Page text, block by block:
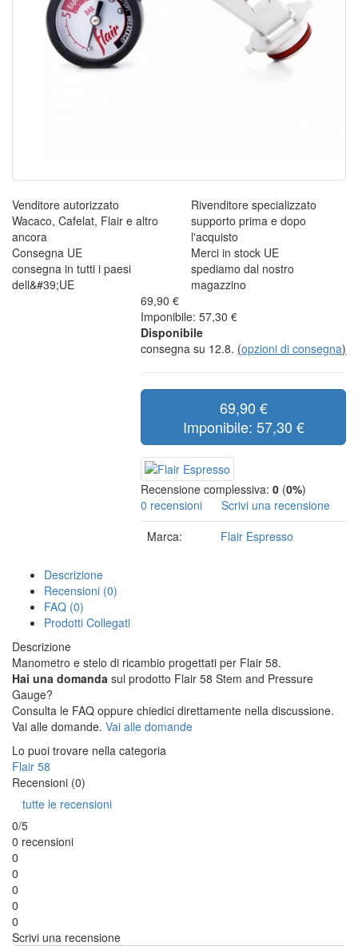
Venditore autorizzato
Wacaco, Cafelat, Flair e altro
ancora
Rivenditore specializzato
supporto prima e dopo
l'acquisto
Consegna UE
consegna in tutti i paesi
dell&#39;UE
Merci in stock UE
spediamo dal nostro
magazzino
69,90 €
Imponibile: 57,30 €
Disponibile
consegna su 12.8. (opzioni di consegna)
69,90 €
Imponibile: 57,30 €
Recensione complessiva: 0 (0%)
0 recensioni
Scrivi una recensione
Marca:
Flair Espresso
Descrizione
Recensioni (0)
FAQ (0)
Prodotti Collegati
Descrizione
Manometro e stelo di ricambio progettati per Flair 58.
Hai una domanda sul prodotto Flair 58 Stem and Pressure
Gauge?
Consulta le FAQ oppure chiedici direttamente nella discussione.
Vai alle domande. Vai alle domande
Lo puoi trovare nella categoria
Flair 58
Recensioni (0)
tutte le recensioni
0/5
0 recensioni
0
0
0
0
0
Scrivi una recensione